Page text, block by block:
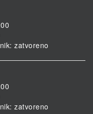
zatvoreno
zatvoreno